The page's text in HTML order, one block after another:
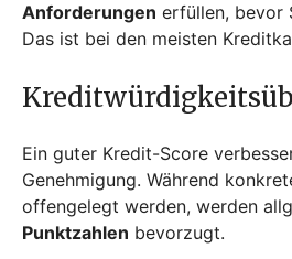
Anforderungen erfüllen, bevor
Das ist bei den meisten
Ein guter Kredit-Score
Genehmigung. Während
offengelegt werden, werden
Punktzahlen bevorzugt.